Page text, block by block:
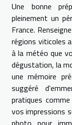
Une bonne
pleinement un
France.
régions viticoles
à la météo que
dégustation, la
une mémoire
suggéré
pratiques
vos impressions